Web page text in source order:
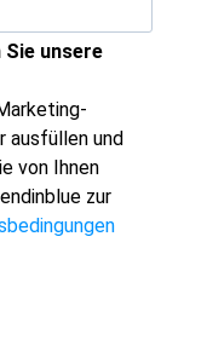
Sie unsere
ausfüllen und
von Ihnen
zur